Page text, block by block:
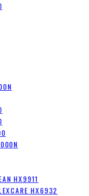
HX9911
HX6932